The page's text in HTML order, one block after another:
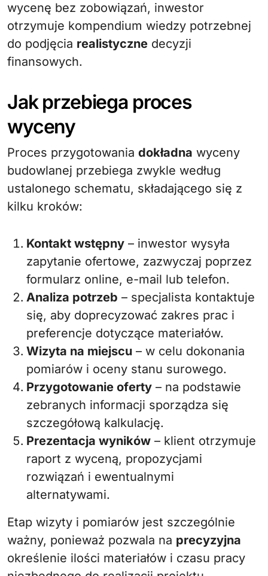
wycenę bez zobowiązań, inwestor
otrzymuje kompendium wiedzy potrzebnej
do podjęcia realistyczne decyzji
finansowych.
Jak przebiega proces
wyceny
Proces przygotowania dokładna wyceny
budowlanej przebiega zwykle według
ustalonego schematu, składającego się z
kilku kroków:
Kontakt wstępny – inwestor wysyła
zapytanie ofertowe, zazwyczaj poprzez
formularz online, e-mail lub telefon.
Analiza potrzeb – specjalista kontaktuje
się, aby doprecyzować zakres prac i
preferencje dotyczące materiałów.
Wizyta na miejscu – w celu dokonania
pomiarów i oceny stanu surowego.
Przygotowanie oferty – na podstawie
zebranych informacji sporządza się
szczegółową kalkulację.
Prezentacja wyników – klient otrzymuje
raport z wyceną, propozycjami
rozwiązań i ewentualnymi
alternatywami.
Etap wizyty i pomiarów jest szczególnie
ważny, ponieważ pozwala na precyzyjna
określenie ilości materiałów i czasu pracy